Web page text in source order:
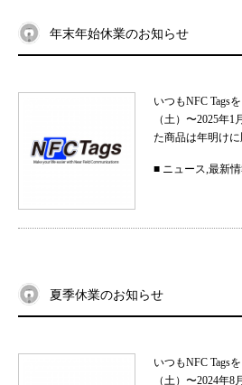
年末年始休業のお知らせ
いつもNFC Tags
（土）〜2025年
た商品は年明け
■ ニュース,最新
夏季休業のお知らせ
いつもNFC Tags
（土）〜2024年